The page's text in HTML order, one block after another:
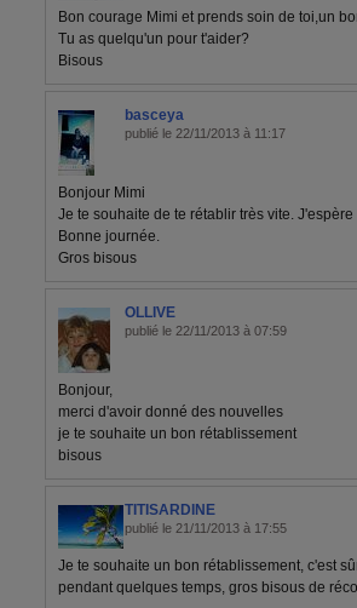
Bon courage Mimi et prends soin de toi,un
Tu as quelqu'un pour t'aider?
Bisous
basceya
publié le 22/11/2013 à 11:17
Bonjour Mimi
Je te souhaite de te rétablir très vite.
Bonne journée.
Gros bisous
OLLIVE
publié le 22/11/2013 à 07:59
Bonjour,
merci d'avoir donné des nouvelles
je te souhaite un bon rétablissement
bisous
TITISARDINE
publié le 21/11/2013 à 17:55
Je te souhaite un bon rétablissement, c'est
pendant quelques temps, gros bisous de